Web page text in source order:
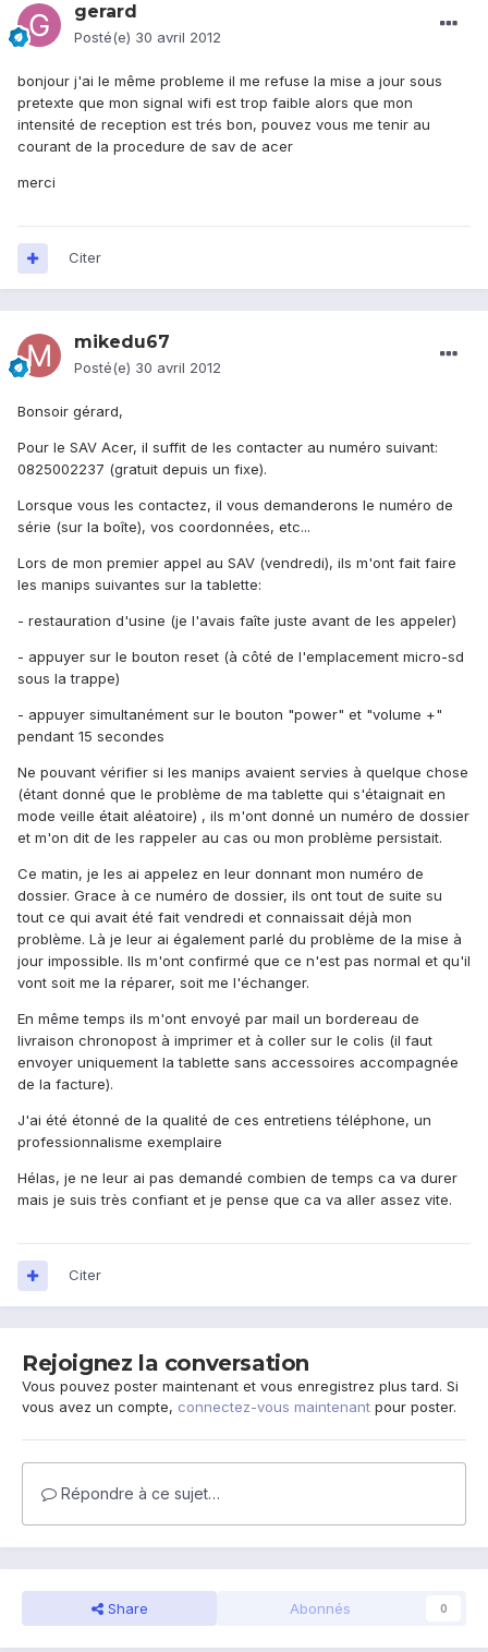
gerard
Posté(e) 30 avril 2012
bonjour j'ai le même probleme il me refuse la mise a jour sous
pretexte que mon signal wifi est trop faible alors que mon
intensité de reception est trés bon, pouvez vous me tenir au
courant de la procedure de sav de acer
merci
Citer
mikedu67
Posté(e) 30 avril 2012
Bonsoir gérard,
Pour le SAV Acer, il suffit de les contacter au numéro suivant:
0825002237 (gratuit depuis un fixe).
Lorsque vous les contactez, il vous demanderons le numéro de
série (sur la boîte), vos coordonnées, etc...
Lors de mon premier appel au SAV (vendredi), ils m'ont fait faire
les manips suivantes sur la tablette:
- restauration d'usine (je l'avais faîte juste avant de les appeler)
- appuyer sur le bouton reset (à côté de l'emplacement micro-sd
sous la trappe)
- appuyer simultanément sur le bouton "power" et "volume +"
pendant 15 secondes
Ne pouvant vérifier si les manips avaient servies à quelque chose
(étant donné que le problème de ma tablette qui s'étaignait en
mode veille était aléatoire) , ils m'ont donné un numéro de dossier
et m'on dit de les rappeler au cas ou mon problème persistait.
Ce matin, je les ai appelez en leur donnant mon numéro de
dossier. Grace à ce numéro de dossier, ils ont tout de suite su
tout ce qui avait été fait vendredi et connaissait déjà mon
problème. Là je leur ai également parlé du problème de la mise à
jour impossible. Ils m'ont confirmé que ce n'est pas normal et qu'il
vont soit me la réparer, soit me l'échanger.
En même temps ils m'ont envoyé par mail un bordereau de
livraison chronopost à imprimer et à coller sur le colis (il faut
envoyer uniquement la tablette sans accessoires accompagnée
de la facture).
J'ai été étonné de la qualité de ces entretiens téléphone, un
professionnalisme exemplaire
Hélas, je ne leur ai pas demandé combien de temps ca va durer
mais je suis très confiant et je pense que ca va aller assez vite.
Citer
Rejoignez la conversation
Vous pouvez poster maintenant et vous enregistrez plus tard. Si
vous avez un compte, connectez-vous maintenant pour poster.
Répondre à ce sujet…
Share Abonnés 0